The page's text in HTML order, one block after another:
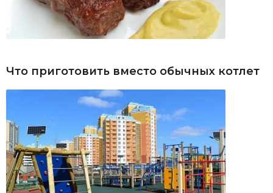
Что приготовить вместо обычных котлет